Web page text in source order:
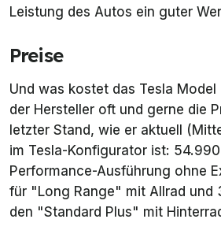
Leistung des Autos ein guter
Preise
Und was kostet das Tesla
der Hersteller oft und gerne die
letzter Stand, wie er aktuell
im Tesla-Konfigurator ist:
Performance-Ausführung ohne
für "Long Range" mit Allrad und
den "Standard Plus" mit